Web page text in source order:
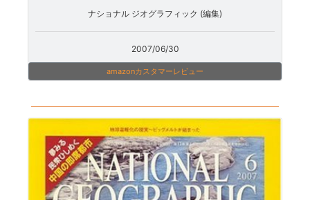
ナショナル ジオグラフィック (編集)
2007/06/30
amazonカスタマーレビュー